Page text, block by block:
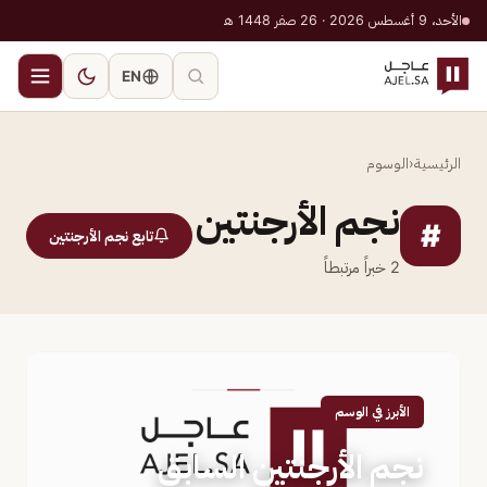
الأحد، 9 أغسطس 2026 · 26 صفر 1448 هـ
EN
الرئيسية‹الوسوم
# نجم الأرجنتين
2 خبراً مرتبطاً
تابع نجم الأرجنتين
الأبرز في الوسم
نجم الأرجنتين السابق